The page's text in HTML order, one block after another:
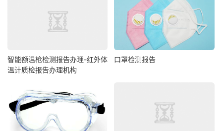
智能额温枪检测报告办理-红外体
温计质检报告办理机构
口罩检测报告